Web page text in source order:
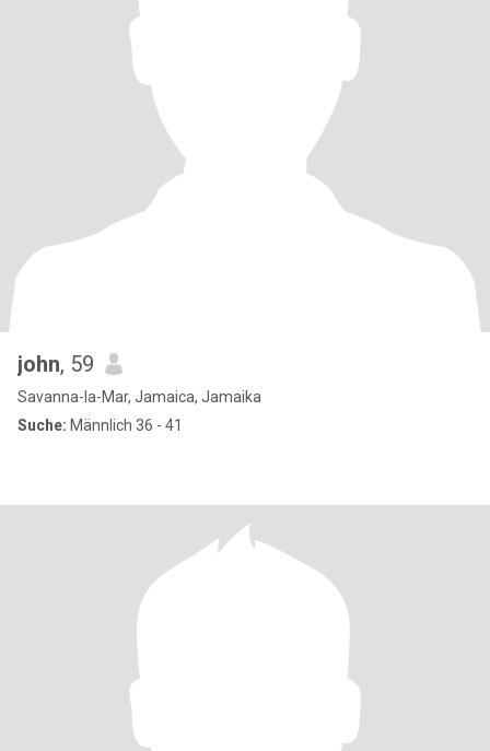
john, 59
Savanna-la-Mar, Jamaica, Jamaika
Suche: Männlich 36 - 41